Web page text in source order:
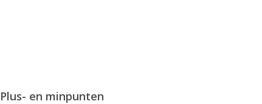
Plus- en minpunten